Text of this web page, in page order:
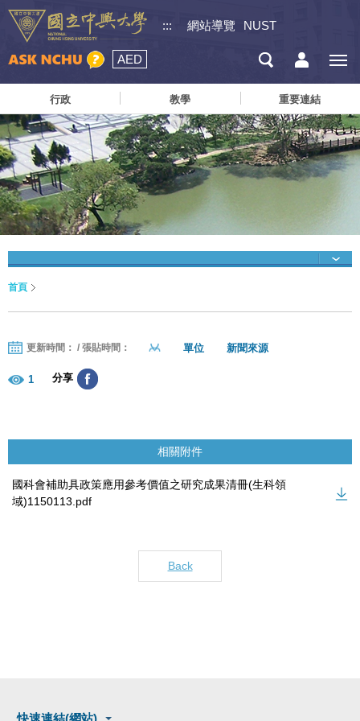
::: 網站導覽 NUST
AED
行政 教學 重要連結
首頁
更新時間： / 張貼時間： 單位 新聞來源
1 分享
相關附件
國科會補助具政策應用參考價值之研究成果清冊(生科領
域)1150113.pdf
Back
快速連結(網站)